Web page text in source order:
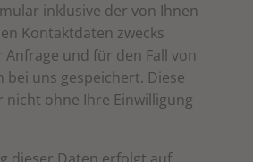
inklusive der von Ihnen
Kontaktdaten zwecks
und für den Fall von
bei uns gespeichert. Diese
nicht ohne Ihre Einwilligung